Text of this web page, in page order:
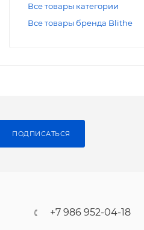
Все товары категории
Все товары бренда Blithe
ПОДПИСАТЬСЯ
+7 986 952-04-18